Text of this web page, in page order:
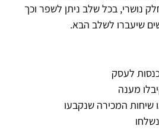
נושרי, בכל שלב ניתן לשפר וכך
שיעברו לשלב הבא.
לעסק
מענה
שיחות המכירה שנקבעו